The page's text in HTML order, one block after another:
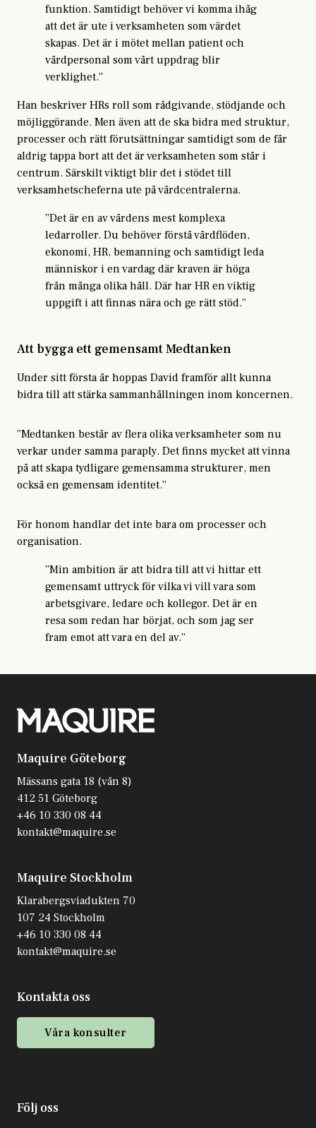
funktion. Samtidigt behöver vi komma ihåg
att det är ute i verksamheten som värdet
skapas. Det är i mötet mellan patient och
vårdpersonal som vårt uppdrag blir
verklighet.”
Han beskriver HRs roll som rådgivande, stödjande och
möjliggörande. Men även att de ska bidra med struktur,
processer och rätt förutsättningar samtidigt som de får
aldrig tappa bort att det är verksamheten som står i
centrum. Särskilt viktigt blir det i stödet till
verksamhetscheferna ute på vårdcentralerna.
”Det är en av vårdens mest komplexa
ledarroller. Du behöver förstå vårdflöden,
ekonomi, HR, bemanning och samtidigt leda
människor i en vardag där kraven är höga
från många olika håll. Där har HR en viktig
uppgift i att finnas nära och ge rätt stöd.”
Att bygga ett gemensamt Medtanken
Under sitt första år hoppas David framför allt kunna
bidra till att stärka sammanhållningen inom koncernen.
”Medtanken består av flera olika verksamheter som nu
verkar under samma paraply. Det finns mycket att vinna
på att skapa tydligare gemensamma strukturer, men
också en gemensam identitet.”
För honom handlar det inte bara om processer och
organisation.
”Min ambition är att bidra till att vi hittar ett
gemensamt uttryck för vilka vi vill vara som
arbetsgivare, ledare och kollegor. Det är en
resa som redan har börjat, och som jag ser
fram emot att vara en del av.”
Maquire Göteborg
Mässans gata 18 (vån 8)
412 51 Göteborg
+46 10 330 08 44
kontakt@maquire.se
Maquire Stockholm
Klarabergsviadukten 70
107 24 Stockholm
+46 10 330 08 44
kontakt@maquire.se
Kontakta oss
Våra konsulter
Följ oss